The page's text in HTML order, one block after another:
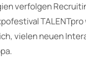
verfolgen
vielen neuen